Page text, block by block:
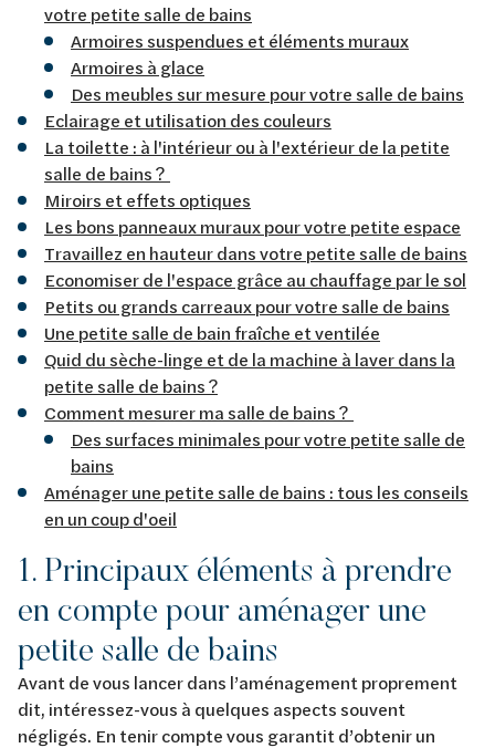
votre petite salle de bains
Armoires suspendues et éléments muraux
Armoires à glace
Des meubles sur mesure pour votre salle de bains
Eclairage et utilisation des couleurs
La toilette : à l'intérieur ou à l'extérieur de la petite
salle de bains ?
Miroirs et effets optiques
Les bons panneaux muraux pour votre petite espace
Travaillez en hauteur dans votre petite salle de bains
Economiser de l'espace grâce au chauffage par le sol
Petits ou grands carreaux pour votre salle de bains
Une petite salle de bain fraîche et ventilée
Quid du sèche-linge et de la machine à laver dans la
petite salle de bains ?
Comment mesurer ma salle de bains ?
Des surfaces minimales pour votre petite salle de
bains
Aménager une petite salle de bains : tous les conseils
en un coup d'oeil
1. Principaux éléments à prendre
en compte pour aménager une
petite salle de bains
Avant de vous lancer dans l’aménagement proprement
dit, intéressez-vous à quelques aspects souvent
négligés. En tenir compte vous garantit d’obtenir un